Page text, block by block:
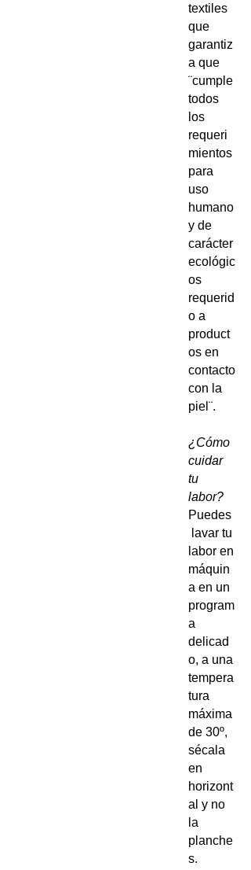
textiles
que
garantiz
a que
¨cumple
todos
los
requeri
mientos
para
uso
humano
y de
carácter
ecológic
os
requerid
o a
product
os en
contacto
con la
piel¨.
¿Cómo
cuidar
tu
labor?
Puedes
lavar tu
labor en
máquin
a en un
program
a
delicad
o, a una
tempera
tura
máxima
de 30º,
sécala
en
horizont
al y no
la
planche
s.